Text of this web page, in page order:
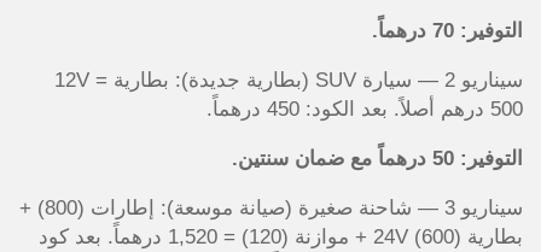
التوفير: 70 درهماً.
سيناريو 2 — سيارة SUV (بطارية جديدة): بطارية 12V =
500 درهم أصلاً. بعد الكود: 450 درهماً.
التوفير: 50 درهماً مع ضمان سنتين.
سيناريو 3 — شاحنة صغيرة (صيانة موسعة): إطارات (800) +
بطارية 24V (600) + موازنة (120) = 1,520 درهماً. بعد كود